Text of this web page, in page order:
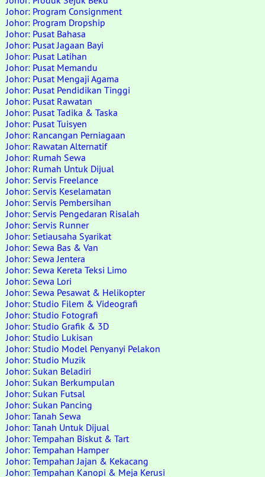
Johor: Program Consignment
Johor: Program Dropship
Johor: Pusat Bahasa
Johor: Pusat Jagaan Bayi
Johor: Pusat Latihan
Johor: Pusat Memandu
Johor: Pusat Mengaji Agama
Johor: Pusat Pendidikan Tinggi
Johor: Pusat Rawatan
Johor: Pusat Tadika & Taska
Johor: Pusat Tuisyen
Johor: Rancangan Perniagaan
Johor: Rawatan Alternatif
Johor: Rumah Sewa
Johor: Rumah Untuk Dijual
Johor: Servis Freelance
Johor: Servis Keselamatan
Johor: Servis Pembersihan
Johor: Servis Pengedaran Risalah
Johor: Servis Runner
Johor: Setiausaha Syarikat
Johor: Sewa Bas & Van
Johor: Sewa Jentera
Johor: Sewa Kereta Teksi Limo
Johor: Sewa Lori
Johor: Sewa Pesawat & Helikopter
Johor: Studio Filem & Videografi
Johor: Studio Fotografi
Johor: Studio Grafik & 3D
Johor: Studio Lukisan
Johor: Studio Model Penyanyi Pelakon
Johor: Studio Muzik
Johor: Sukan Beladiri
Johor: Sukan Berkumpulan
Johor: Sukan Futsal
Johor: Sukan Pancing
Johor: Tanah Sewa
Johor: Tanah Untuk Dijual
Johor: Tempahan Biskut & Tart
Johor: Tempahan Hamper
Johor: Tempahan Jajan & Kekacang
Johor: Tempahan Kanopi & Meja Kerusi